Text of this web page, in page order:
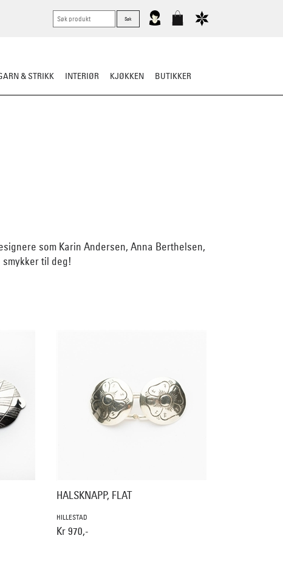
& STRIKK INTERIØR KJØKKEN BUTIKKER
som Karin Andersen, Anna Berthelsen,
til deg!
HALSKNAPP, FLAT
HILLESTAD
Kr 970,-